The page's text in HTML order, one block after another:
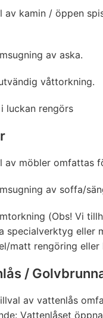
av kamin / öppen
av aska.
våttorkning.
i luckan rengörs
av möbler omfattas
av soffa/
(Obs! Vi
specialverktyg eller
matt rengöring eller
/
av vattenlås
Vattenlåset